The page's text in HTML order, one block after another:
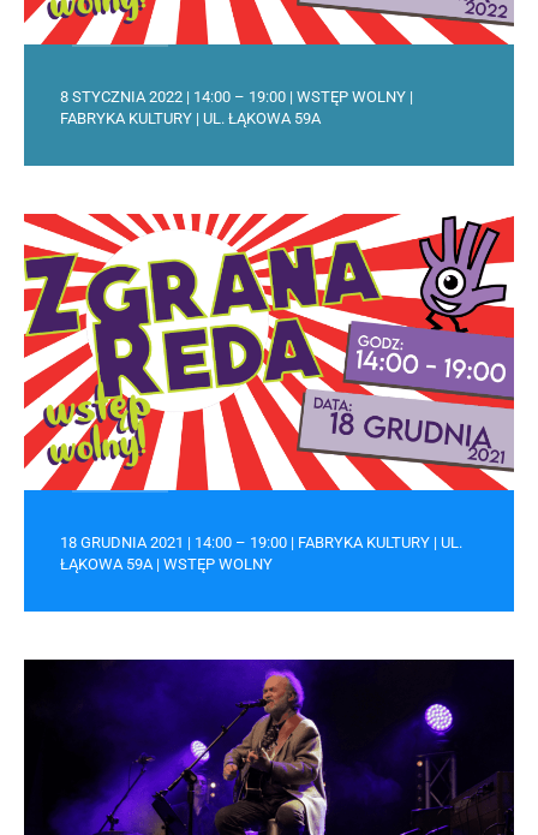
8 STYCZNIA 2022 | 14:00 – 19:00 | WSTĘP WOLNY |
FABRYKA KULTURY | UL. ŁĄKOWA 59A
18 GRUDNIA 2021 | 14:00 – 19:00 | FABRYKA KULTURY | UL.
ŁĄKOWA 59A | WSTĘP WOLNY